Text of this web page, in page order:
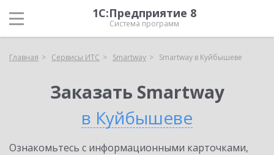
1С:Предприятие 8
Система программ
Главная Сервисы ИТС Smartway Smartway в Куйбышеве
Заказать Smartway
в Куйбышеве
Ознакомьтесь с информационными карточками,